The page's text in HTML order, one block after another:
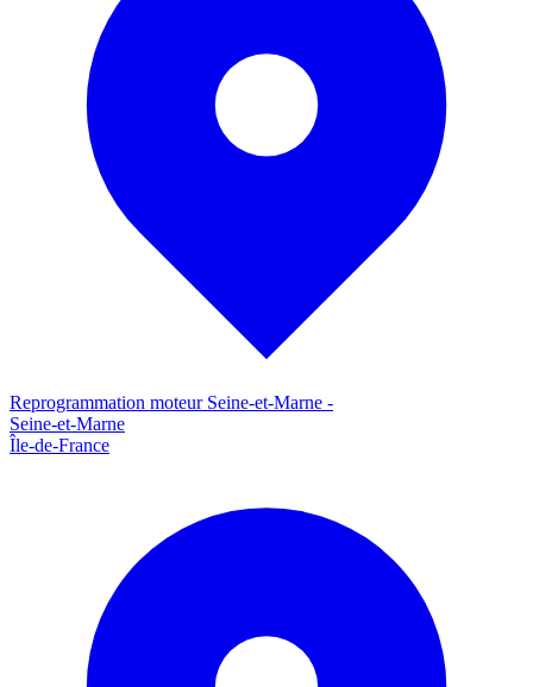
Reprogrammation moteur Seine-et-Marne -
Seine-et-Marne
Île-de-France